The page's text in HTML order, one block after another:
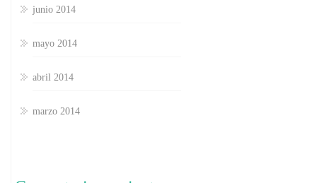
junio 2014
mayo 2014
abril 2014
marzo 2014